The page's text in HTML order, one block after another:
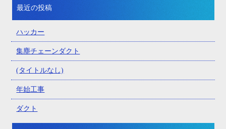
最近の投稿
ハッカー
集塵チェーンダクト
(タイトルなし)
年始工事
ダクト